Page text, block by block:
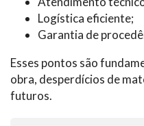
Logística eficiente;
Garantia de
Esses pontos são
obra, desperdícios de
futuros.